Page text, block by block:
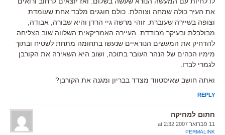
את העיר כולה שמחה וצוהלת. כולם חוגגים מלבד אחת שעומדת
וצופה בשיירה שעוברת. זוהי מרשה גיי הרדן והיא שבורה, אבודה,
מבולבלת ובעיקר מבודדת. העיירה האמריקאית השלווה שוב הצליחה
להדחיק את המעשים הנוראיים שנעשו בתחומה מתחת לשטיח ובתוך
מימיו הכהים של הנהר העובר בתוכה, ושוב היא השאירה את הקורבן
לגמרי לבדו.
ואתה חושב שאיסטווד מצדד בבריון ומגנה את הקורבן?
REPLY
חתום למחיקה
11 פברואר 2007 at 2:32
PERMALINK